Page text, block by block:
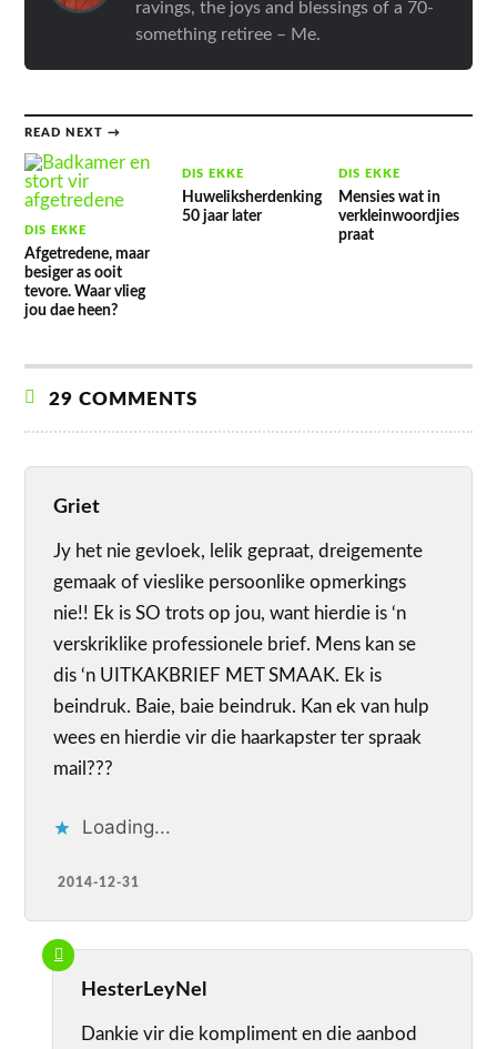
ravings, the joys and blessings of a 70-
something retiree – Me.
READ NEXT →
DIS EKKE
Afgetredene, maar
besiger as ooit
tevore. Waar vlieg
jou dae heen?
DIS EKKE
Huweliksherdenking
50 jaar later
DIS EKKE
Mensies wat in
verkleinwoordjies
praat
29 COMMENTS
Griet
Jy het nie gevloek, lelik gepraat, dreigemente
gemaak of vieslike persoonlike opmerkings
nie!! Ek is SO trots op jou, want hierdie is ‘n
verskriklike professionele brief. Mens kan se
dis ‘n UITKAKBRIEF MET SMAAK. Ek is
beindruk. Baie, baie beindruk. Kan ek van hulp
wees en hierdie vir die haarkapster ter spraak
mail???
Loading...
2014-12-31
HesterLeyNel
Dankie vir die kompliment en die aanbod